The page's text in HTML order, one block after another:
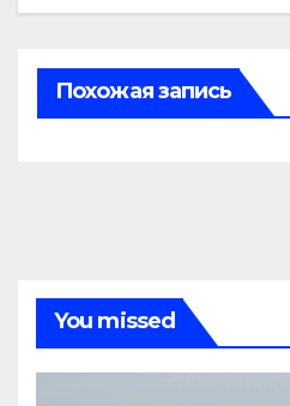
Похожая запись
You missed